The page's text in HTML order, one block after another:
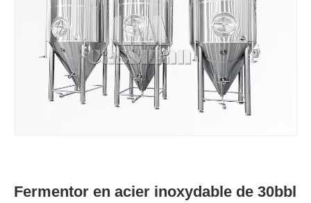
Fermentor en acier inoxydable de 30bbl